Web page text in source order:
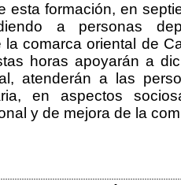
esta formación, en
a personas
la comarca oriental de
horas apoyarán a
atenderán a las
en aspectos
y de mejora de la